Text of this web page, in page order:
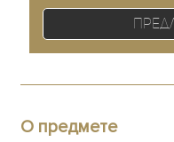
О предмете